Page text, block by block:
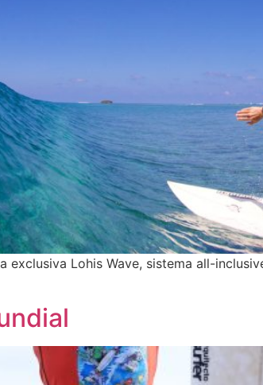
exclusiva Lohis Wave, sistema all-